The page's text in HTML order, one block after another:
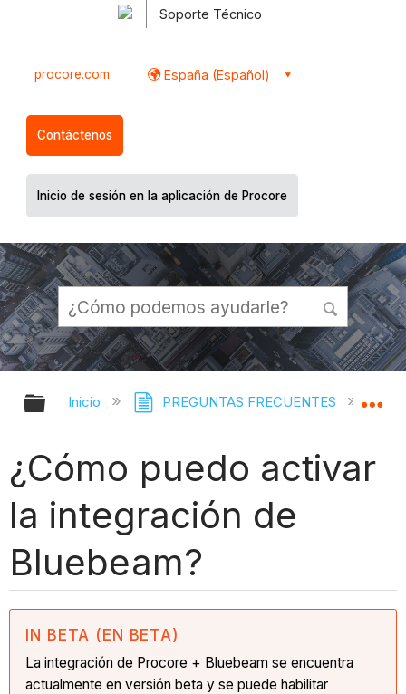
Soporte Técnico
procore.com España (Español)
Contáctenos
Inicio de sesión en la aplicación de Procore
Expandir/contraer jerarquía global
Inicio PREGUNTAS FRECUENTES
¿Cómo puedo activar
la integración de
Bluebeam?
IN BETA (EN BETA)
La integración de Procore + Bluebeam se encuentra
actualmente en versión beta y se puede habilitar